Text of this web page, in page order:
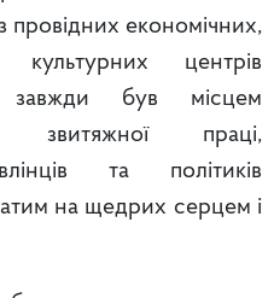
провідних економічних,
культурних центрів
був місцем
звитяжної праці,
та політиків
на щедрих серцем і